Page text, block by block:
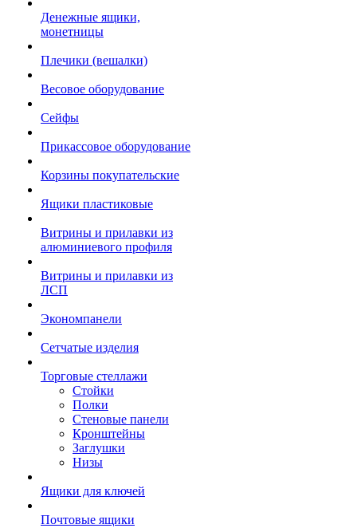
Денежные ящики,
монетницы
Плечики (вешалки)
Весовое оборудование
Сейфы
Прикассовое оборудование
Корзины покупательские
Ящики пластиковые
Витрины и прилавки из
алюминиевого профиля
Витрины и прилавки из
ЛСП
Экономпанели
Сетчатые изделия
Торговые стеллажи
Стойки
Полки
Стеновые панели
Кронштейны
Заглушки
Низы
Ящики для ключей
Почтовые ящики